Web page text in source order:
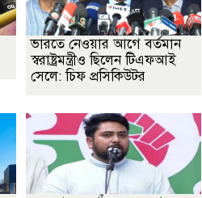
ভারতে নেওয়ার আগে বর্তমান
স্বরাষ্ট্রমন্ত্রীও ছিলেন টিএফআই
সেলে: চিফ প্রসিকিউটর